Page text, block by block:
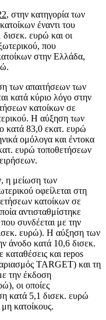
, στην κατηγορία των
έναντι του
ευρώ και οι
που
στην Ελλάδα,
των απαιτήσεων των
κατά κύριο λόγο στην
κατοίκων σε
Η αύξηση των
κατά 83,0 εκατ. ευρώ
ομόλογα και έντοκα
ευρώ τοποθετήσεων
η μείωση των
οφείλεται στη
κατοίκων σε
αντισταθμίστηκε
συνδέεται με την
ευρώ). Η αύξηση των
άνοδο κατά 10,6 δισεκ.
και repos
TARGET) και τη
την έκδοση
οι οποίες
κατά 5,1 δισεκ. ευρώ
κατοίκους.